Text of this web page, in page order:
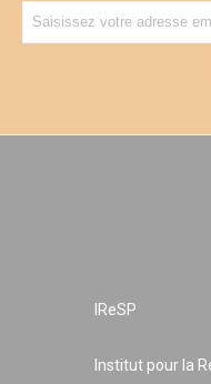
IReSP
Institut pour la